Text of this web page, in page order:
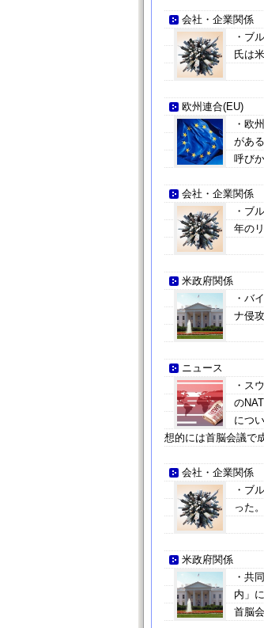
会社・企業関係
・ブ
氏は
欧州連合(EU)
・欧
があ
呼び
会社・企業関係
・ブ
年の
米政府関係
・バ
ナ侵
ニュース
・ス
の
につ
想的には首脳会議で
会社・企業関係
・ブ
った
米政府関係
・共
内」
首脳